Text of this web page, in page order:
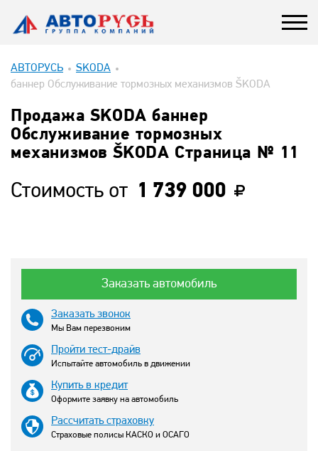
АВТОРУСЬ
SKODA
баннер Обслуживание тормозных механизмов ŠKODA
Продажа SKODA баннер
Обслуживание тормозных
механизмов ŠKODA Страница № 11
Стоимость от 1 739 000
Заказать автомобиль
Заказать звонок
Мы Вам перезвоним
Пройти тест-драйв
Испытайте автомобиль в движении
Купить в кредит
Оформите заявку на автомобиль
Рассчитать страховку
Страховые полисы КАСКО и ОСАГО